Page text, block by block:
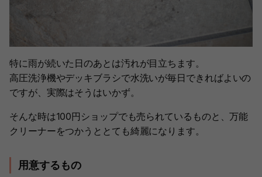
特に雨が続いた日のあとは汚れが目立ちます。
高圧洗浄機やデッキブラシで水洗いが毎日できればよいの
ですが、実際はそうはいかず。
そんな時は100円ショップでも売られているものと、万能
クリーナーをつかうととても綺麗になります。
用意するもの